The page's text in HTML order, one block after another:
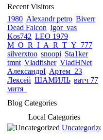
Recent Visitors
1980 Alexandr petro Biverr
Dead Falcon Igor_vas
Kos742 LEO 1979
M_O_R_I_A_R_T_Y_777
silverxtoo snoopi Sta1ker
tmnt Vladfisher VladHNet
АлександрI Артем_23
Лексей ШАМИЛЬ ватч 77
митя_
Blog Categories
Local Categories
Uncategorized